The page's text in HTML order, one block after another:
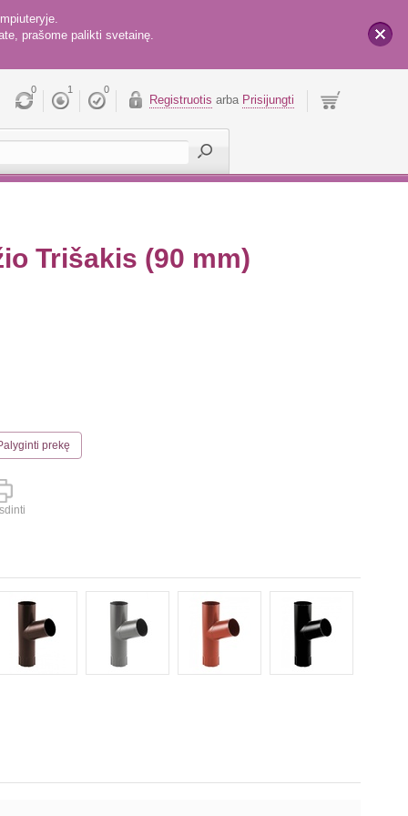
prašome palikti svetainę.
0 1 0
Registruotis arba Prisijungti
Trišakis (90 mm)
prekę